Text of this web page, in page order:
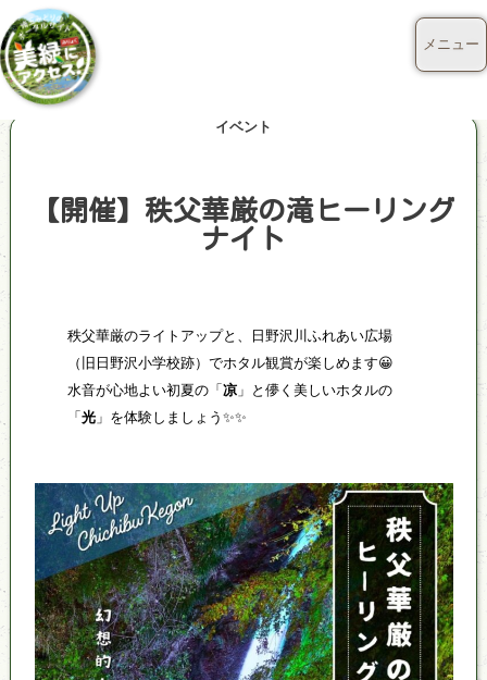
イベント
【開催】秩父華厳の滝ヒーリング
ナイト
秩父華厳のライトアップと、日野沢川ふれあい広場
（旧日野沢小学校跡）でホタル観賞が楽しめます😀
水音が心地よい初夏の「 凉」と儚く美しいホタルの
「 光」を体験しましょう✨✨
メニュー